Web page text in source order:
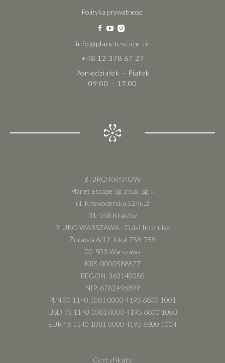
Polityka prywatności
info@planetescape.pl
+48 12 378 67 27
Poniedziałek – Piątek
09:00 – 17:00
BIURO KRAKÓW
Planet Escape Sp. z o.o. Sp. k
ul. Krowoderska 52/lu.2
31-158 Kraków
BIURO WARSZAWA - Dział Incentive
Żurawia 6/12, lokal 758-759
00-503 Warszawa
KRS: 0000588527
REGON: 363140085
NIP: 6762496899
PLN 30 1140 1081 0000 4195 6800 1001
USD 73 1140 1081 0000 4195 6800 1003
EUR 46 1140 1081 0000 4195 6800 1004
Certyfikaty